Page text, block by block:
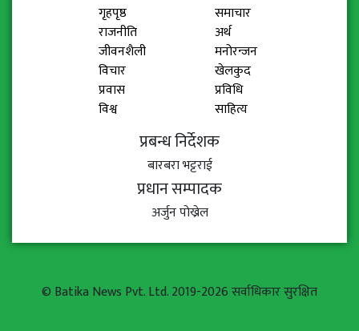
गृहपृष्ठ
समाचार
राजनीति
अर्थ
जीवनशैली
मनोरन्जन
विचार
खेलकुद
प्रवास
प्रविधि
विश्व
साहित्य
प्रबन्ध निर्देशक
बारबरा भट्टराई
प्रधान सम्पादक
अर्जुन पोख्रेल
© Batika News Pvt. Ltd. 2019-2026 सर्वाधिकार सुरक्षित